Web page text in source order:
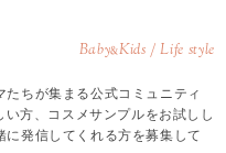
Baby&Kids / Life style
ちが集まる公式コミュニティ
方、コスメサンプルをお試しし
発信してくれる方を募集して